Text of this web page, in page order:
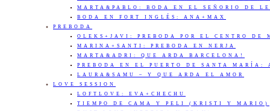
MARTA&PABLO: BODA EN EL SEÑORIO DE
BODA EN FORT INGLÉS: ANA+MAX
PREBODA
OLEKS+JAVI: PREBODA POR EL CENTRO DE
MARINA+SANTI: PREBODA EN NERJA
MARTA&ADRI: QUE ARDA BARCELONA!
PREBODA EN EL PUERTO DE SANTA MARÍA:
LAURA&SAMU – Y QUE ARDA EL AMOR
LOVE SESSION
LOFTLOVE: EVA+CHECHU
TIEMPO DE CAMA Y PELI (KRISTI Y MARIO)